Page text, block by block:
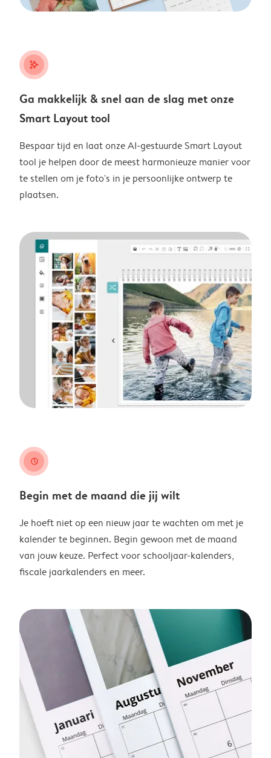
stars_plus
Ga makkelijk & snel aan de slag met onze
Smart Layout tool
Bespaar tijd en laat onze AI-gestuurde Smart Layout
tool je helpen door de meest harmonieuze manier voor
te stellen om je foto's in je persoonlijke ontwerp te
plaatsen.
clock
Begin met de maand die jij wilt
Je hoeft niet op een nieuw jaar te wachten om met je
kalender te beginnen. Begin gewoon met de maand
van jouw keuze. Perfect voor schooljaar-kalenders,
fiscale jaarkalenders en meer.